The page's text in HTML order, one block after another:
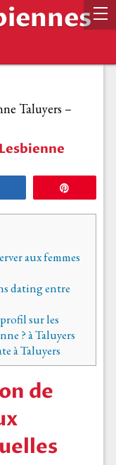
Taluyers –
aux femmes
dating entre
sur les
? à Taluyers
à Taluyers
de